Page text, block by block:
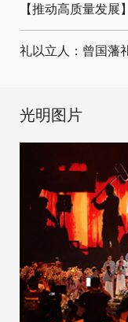
【推动高质量发展
礼以立人：曾国藩
光明图片